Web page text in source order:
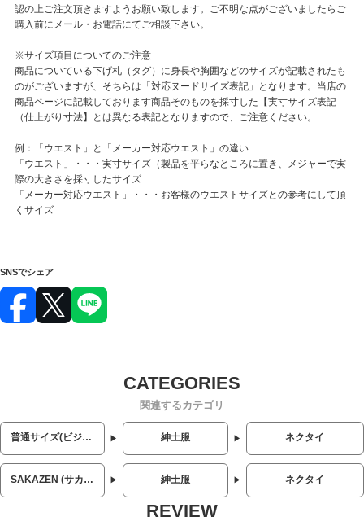
認の上ご注文頂きますようお願い致します。ご不明な点がございましたらご
購入前にメール・お電話にてご相談下さい。
※サイズ項目についてのご注意
商品についている下げ札（タグ）に身長や胸囲などのサイズが記載されたも
のがございますが、そちらは「対応ヌードサイズ表記」となります。当店の
商品ページに記載しております商品そのものを採寸した【実寸サイズ表記
（仕上がり寸法】とは異なる表記となりますので、ご注意ください。
例：「ウエスト」と「メーカー対応ウエスト」の違い
「ウエスト」・・・実寸サイズ（製品を平らなところに置き、メジャーで実
際の大きさを採寸したサイズ
「メーカー対応ウエスト」・・・お客様のウエストサイズとの参考にして頂
くサイズ
SNSでシェア
関連するカテゴリ
普通サイズ(ビジネス・カジュアル) 紳士服 ネクタイ
SAKAZEN (サカゼン) 紳士服 ネクタイ